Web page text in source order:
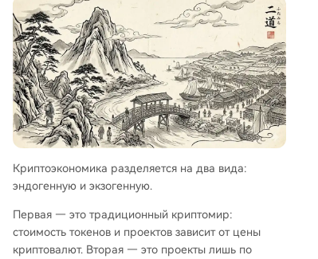
Криптоэкономика разделяется на два вида:
эндогенную и экзогенную.
Первая — это традиционный криптомир:
стоимость токенов и проектов зависит от цены
криптовалют. Вторая — это проекты лишь по